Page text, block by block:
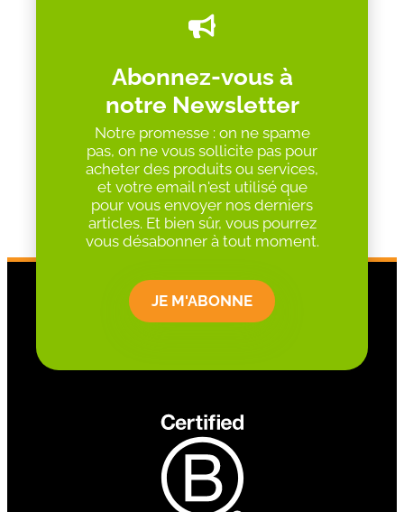
Abonnez-vous à
notre Newsletter
Notre promesse : on ne spame
pas, on ne vous sollicite pas pour
acheter des produits ou services,
et votre email n'est utilisé que
pour vous envoyer nos derniers
articles. Et bien sûr, vous pourrez
vous désabonner à tout moment.
JE M'ABONNE